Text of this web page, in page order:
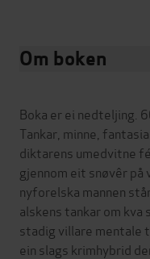
Om boken
Boka er ei nedteljing.
Tankar, minne,
diktarens umedvitne
gjennom eit snøvêr
nyforelska mannen
alskens tankar om kva
stadig villare mentale
ein slags krimhybrid